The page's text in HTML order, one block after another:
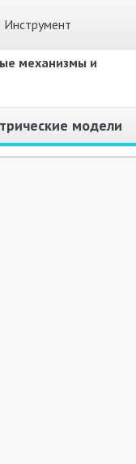
Инструмент
механизмы и
модели